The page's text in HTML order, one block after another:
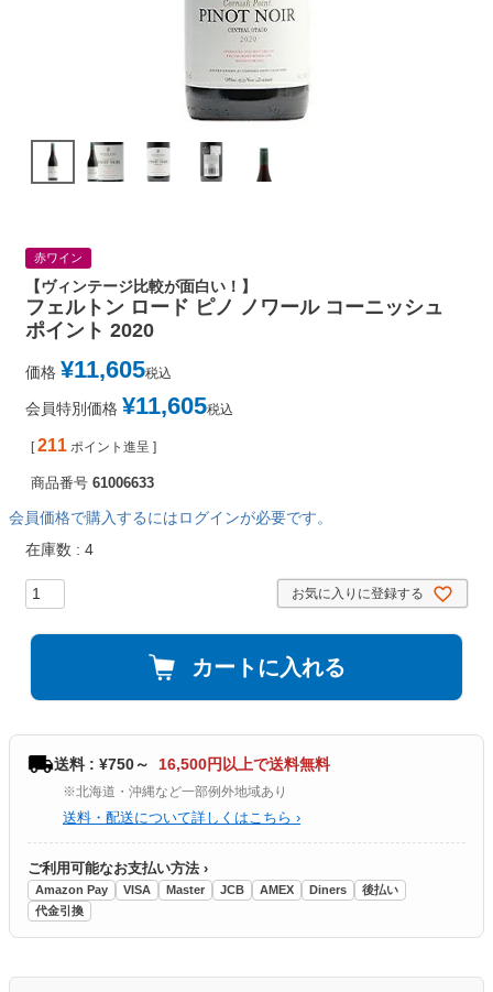
赤ワイン
【ヴィンテージ比較が面白い！】
フェルトン ロード ピノ ノワール コーニッシュ
ポイント 2020
価格 ¥11,605税込
会員特別価格 ¥11,605税込
[ 211 ポイント進呈 ]
商品番号 61006633
会員価格で購入するにはログインが必要です。
在庫数
4
お気に入りに登録する
カートに入れる
送料 : ¥750～ 16,500円以上で送料無料
※北海道・沖縄など一部例外地域あり
送料・配送について詳しくはこちら ›
ご利用可能なお支払い方法 ›
Amazon Pay VISA Master JCB AMEX Diners
後払い
代金引換